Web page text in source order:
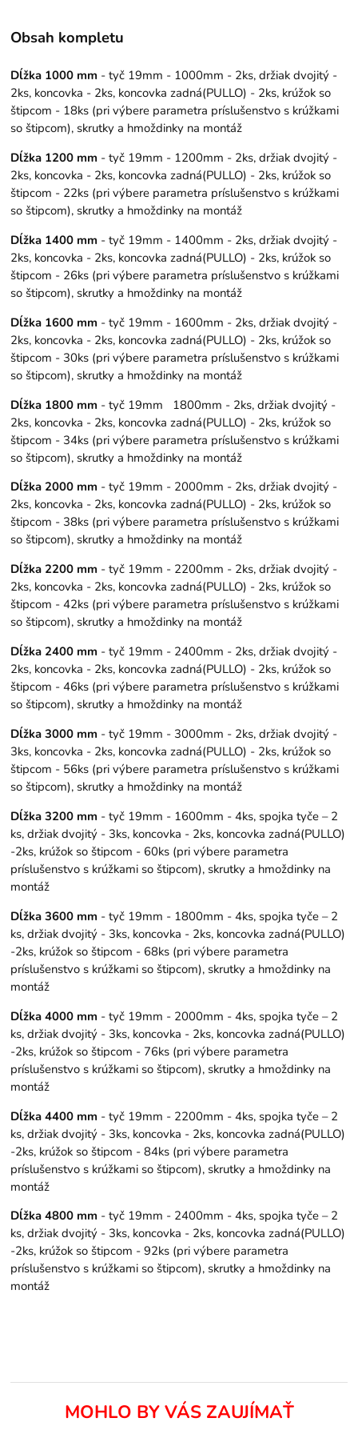
Obsah kompletu
Dĺžka 1000 mm - tyč 19mm - 1000mm - 2ks, držiak dvojitý -
2ks, koncovka - 2ks, koncovka zadná(PULLO) - 2ks, krúžok so
štipcom - 18ks (pri výbere parametra príslušenstvo s krúžkami
so štipcom), skrutky a hmoždinky na montáž
Dĺžka 1200 mm - tyč 19mm - 1200mm - 2ks, držiak dvojitý -
2ks, koncovka - 2ks, koncovka zadná(PULLO) - 2ks, krúžok so
štipcom - 22ks (pri výbere parametra príslušenstvo s krúžkami
so štipcom), skrutky a hmoždinky na montáž
Dĺžka 1400 mm - tyč 19mm - 1400mm - 2ks, držiak dvojitý -
2ks, koncovka - 2ks, koncovka zadná(PULLO) - 2ks, krúžok so
štipcom - 26ks (pri výbere parametra príslušenstvo s krúžkami
so štipcom), skrutky a hmoždinky na montáž
Dĺžka 1600 mm - tyč 19mm - 1600mm - 2ks, držiak dvojitý -
2ks, koncovka - 2ks, koncovka zadná(PULLO) - 2ks, krúžok so
štipcom - 30ks (pri výbere parametra príslušenstvo s krúžkami
so štipcom), skrutky a hmoždinky na montáž
Dĺžka 1800 mm - tyč 19mm 1800mm - 2ks, držiak dvojitý -
2ks, koncovka - 2ks, koncovka zadná(PULLO) - 2ks, krúžok so
štipcom - 34ks (pri výbere parametra príslušenstvo s krúžkami
so štipcom), skrutky a hmoždinky na montáž
Dĺžka 2000 mm - tyč 19mm - 2000mm - 2ks, držiak dvojitý -
2ks, koncovka - 2ks, koncovka zadná(PULLO) - 2ks, krúžok so
štipcom - 38ks (pri výbere parametra príslušenstvo s krúžkami
so štipcom), skrutky a hmoždinky na montáž
Dĺžka 2200 mm - tyč 19mm - 2200mm - 2ks, držiak dvojitý -
2ks, koncovka - 2ks, koncovka zadná(PULLO) - 2ks, krúžok so
štipcom - 42ks (pri výbere parametra príslušenstvo s krúžkami
so štipcom), skrutky a hmoždinky na montáž
Dĺžka 2400 mm - tyč 19mm - 2400mm - 2ks, držiak dvojitý -
2ks, koncovka - 2ks, koncovka zadná(PULLO) - 2ks, krúžok so
štipcom - 46ks (pri výbere parametra príslušenstvo s krúžkami
so štipcom), skrutky a hmoždinky na montáž
Dĺžka 3000 mm - tyč 19mm - 3000mm - 2ks, držiak dvojitý -
3ks, koncovka - 2ks, koncovka zadná(PULLO) - 2ks, krúžok so
štipcom - 56ks (pri výbere parametra príslušenstvo s krúžkami
so štipcom), skrutky a hmoždinky na montáž
Dĺžka 3200 mm - tyč 19mm - 1600mm - 4ks, spojka tyče – 2
ks, držiak dvojitý - 3ks, koncovka - 2ks, koncovka zadná(PULLO)
-2ks, krúžok so štipcom - 60ks (pri výbere parametra
príslušenstvo s krúžkami so štipcom), skrutky a hmoždinky na
montáž
Dĺžka 3600 mm - tyč 19mm - 1800mm - 4ks, spojka tyče – 2
ks, držiak dvojitý - 3ks, koncovka - 2ks, koncovka zadná(PULLO)
-2ks, krúžok so štipcom - 68ks (pri výbere parametra
príslušenstvo s krúžkami so štipcom), skrutky a hmoždinky na
montáž
Dĺžka 4000 mm - tyč 19mm - 2000mm - 4ks, spojka tyče – 2
ks, držiak dvojitý - 3ks, koncovka - 2ks, koncovka zadná(PULLO)
-2ks, krúžok so štipcom - 76ks (pri výbere parametra
príslušenstvo s krúžkami so štipcom), skrutky a hmoždinky na
montáž
Dĺžka 4400 mm - tyč 19mm - 2200mm - 4ks, spojka tyče – 2
ks, držiak dvojitý - 3ks, koncovka - 2ks, koncovka zadná(PULLO)
-2ks, krúžok so štipcom - 84ks (pri výbere parametra
príslušenstvo s krúžkami so štipcom), skrutky a hmoždinky na
montáž
Dĺžka 4800 mm - tyč 19mm - 2400mm - 4ks, spojka tyče – 2
ks, držiak dvojitý - 3ks, koncovka - 2ks, koncovka zadná(PULLO)
-2ks, krúžok so štipcom - 92ks (pri výbere parametra
príslušenstvo s krúžkami so štipcom), skrutky a hmoždinky na
montáž
MOHLO BY VÁS ZAUJÍMAŤ